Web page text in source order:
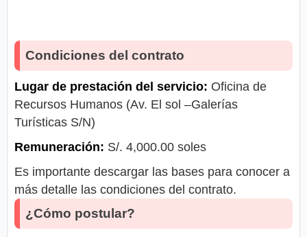
Condiciones del contrato
Lugar de prestación del servicio: Oficina de
Recursos Humanos (Av. El sol –Galerías
Turísticas S/N)
Remuneración: S/. 4,000.00 soles
Es importante descargar las bases para conocer a
más detalle las condiciones del contrato.
¿Cómo postular?